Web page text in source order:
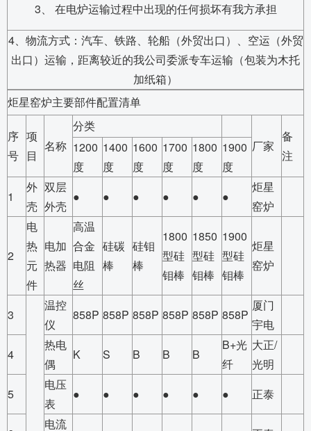
3、 在电炉运输过程中出现的任何损坏有我方承担
4、物流方式：汽车、铁路、轮船（外贸出口）、空运（外贸
出口）运输，距离较近的我公司委派专车运输（包装为木托
加纸箱）
炬星窑炉主要部件配置清单
序
号
项
目
名称
分类
厂家
备
注
1200
度
1400
度
1600
度
1700
度
1800
度
1900
度
1
外
壳
双层
外壳
● ● ● ● ● ●
炬星
窑炉
2
电
热
元
件
电加
热器
高温
合金
电阻
丝
硅碳
棒
硅钼
棒
1800
型硅
钼棒
1850
型硅
钼棒
1900
型硅
钼棒
炬星
窑炉
3
温控
仪
858P 858P 858P 858P 858P 858P
厦门
宇电
4
热电
偶
K S B B B
B+光
纤
大正/
光明
5
电压
表
● ● ● ● ● ● 正泰
电流